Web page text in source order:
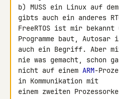
b) MUSS ein Linux auf
gibts auch ein anderes
FreeRTOS ist mir bekannt
Programme baut, Autosar
auch ein Begriff. Aber
nie was gemacht, schon
nicht auf einem ARM-
in Kommunikation mit
einem zweiten